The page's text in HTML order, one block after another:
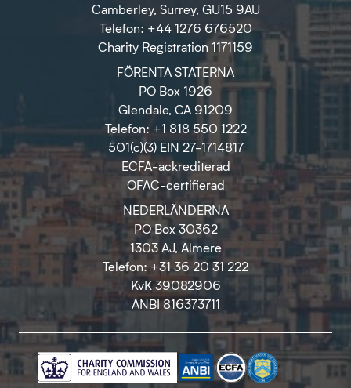
Camberley, Surrey, GU15 9AU
Telefon: +44 1276 676520
Charity Registration 1171159
FÖRENTA STATERNA
PO Box 1926
Glendale, CA 91209
Telefon: +1 818 550 1222
501(c)(3) EIN 27-1714817
ECFA-ackrediterad
OFAC-certifierad
NEDERLÄNDERNA
PO Box 30362
1303 AJ, Almere
Telefon: +31 36 20 31 222
KvK 39082906
ANBI 816373711